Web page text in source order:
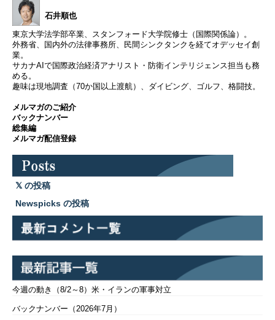
石井順也
東京大学法学部卒業、スタンフォード大学院修士（国際関係論）。
外務省、国内外の法律事務所、民間シンクタンクを経てオデッセイ創
業。
サカナAIで国際政治経済アナリスト・防衛インテリジェンス担当も務
める。
趣味は現地調査（70か国以上渡航）、ダイビング、ゴルフ、格闘技。
メルマガのご紹介
バックナンバー
総集編
メルマガ配信登録
の投稿
Newspicks の投稿
今週の動き（8/2～8）米・イランの軍事対立
バックナンバー（2026年7月）